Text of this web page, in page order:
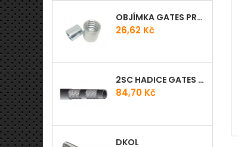
OBJÍMKA GATES PRO-V
Cena
26,62 Kč
2SC HADICE GATES PROV
Cena
84,70 Kč
DKOL